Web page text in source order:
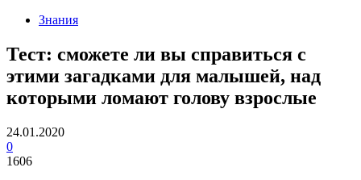
Знания
Тест: сможете ли вы справиться с
этими загадками для малышей, над
которыми ломают голову взрослые
24.01.2020
0
1606